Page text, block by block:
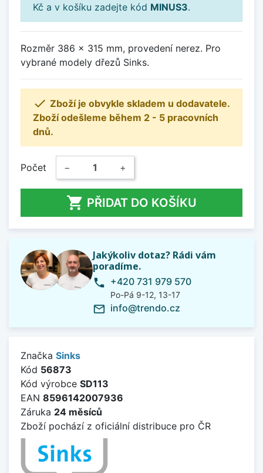
Kč a v košíku zadejte kód MINUS3.
Rozměr 386 x 315 mm, provedení nerez. Pro
vybrané modely dřezů Sinks.
 Zboží je obvykle skladem u dodavatele.
Zboží odešleme během 2 - 5 pracovních
dnů.
Počet − +
 PŘIDAT DO KOŠÍKU
Jakýkoliv dotaz? Rádi vám
poradíme.
phone +420 731 979 570
Po-Pá 9-12, 13-17
mail_outline info@trendo.cz
Značka Sinks
Kód 56873
Kód výrobce SD113
EAN 8596142007936
Záruka 24 měsíců
Zboží pochází z oficiální distribuce pro ČR